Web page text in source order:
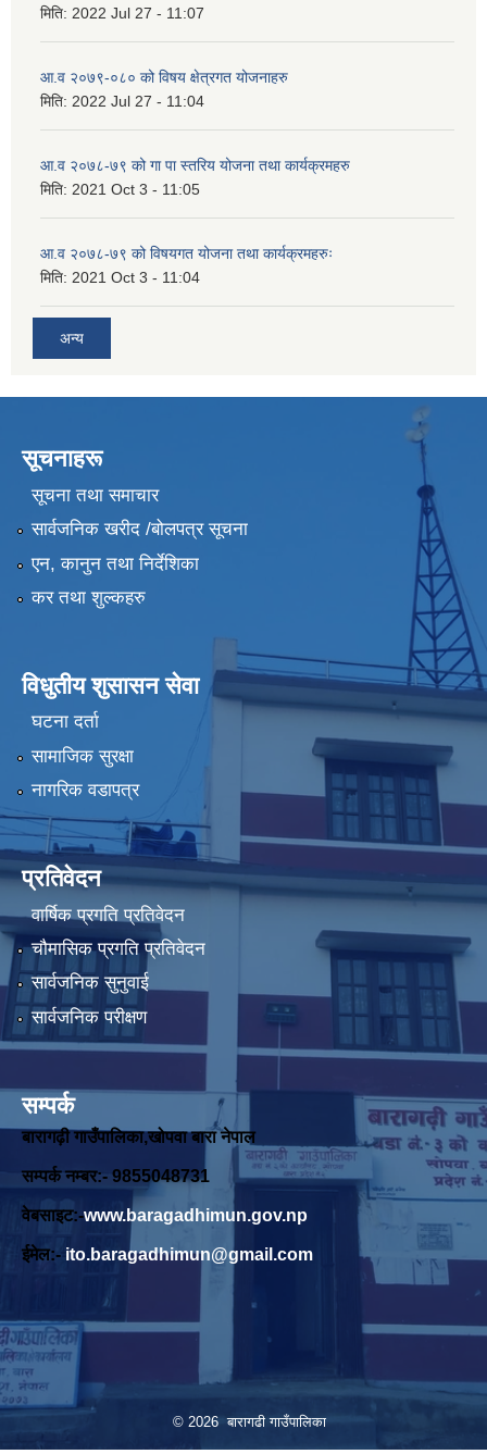
मिति: 2022 Jul 27 - 11:07
आ.व २०७९-०८० को विषय क्षेत्रगत योजनाहरु
मिति: 2022 Jul 27 - 11:04
आ.व २०७८-७९ को गा पा स्तरिय योजना तथा कार्यक्रमहरु
मिति: 2021 Oct 3 - 11:05
आ.व २०७८-७९ को विषयगत योजना तथा कार्यक्रमहरुः
मिति: 2021 Oct 3 - 11:04
अन्य
सूचनाहरू
सूचना तथा समाचार
सार्वजनिक खरीद /बोलपत्र सूचना
एन, कानुन तथा निर्देशिका
कर तथा शुल्कहरु
विधुतीय शुसासन सेवा
घटना दर्ता
सामाजिक सुरक्षा
नागरिक वडापत्र
प्रतिवेदन
वार्षिक प्रगति प्रतिवेदन
चौमासिक प्रगति प्रतिवेदन
सार्वजनिक सुनुवाई
सार्वजनिक परीक्षण
सम्पर्क
बारागढ़ी गाउँपालिका,खोपवा बारा नेपाल
सम्पर्क नम्बर:- 9855048731
वेबसाइट:-www.baragadhimun.gov.np
ईमेल:- ito.baragadhimun@gmail.com
© 2026 बारागढी गाउँपालिका